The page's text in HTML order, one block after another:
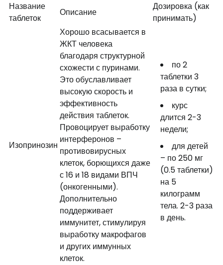
Название
таблеток
Описание
Дозировка (как
принимать)
Изопринозин
Хорошо всасывается в
ЖКТ человека
благодаря структурной
схожести с пуринами.
Это обуславливает
высокую скорость и
эффективность
действия таблеток.
Провоцирует выработку
интерферонов –
противовирусных
клеток, борющихся даже
с 16 и 18 видами ВПЧ
(онкогенными).
Дополнительно
поддерживает
иммунитет, стимулируя
выработку макрофагов
и других иммунных
клеток.
по 2
таблетки 3
раза в сутки;
курс
длится 2-3
недели;
для детей
– по 250 мг
(0.5 таблетки)
на 5
килограмм
тела. 2-3 раза
в день.